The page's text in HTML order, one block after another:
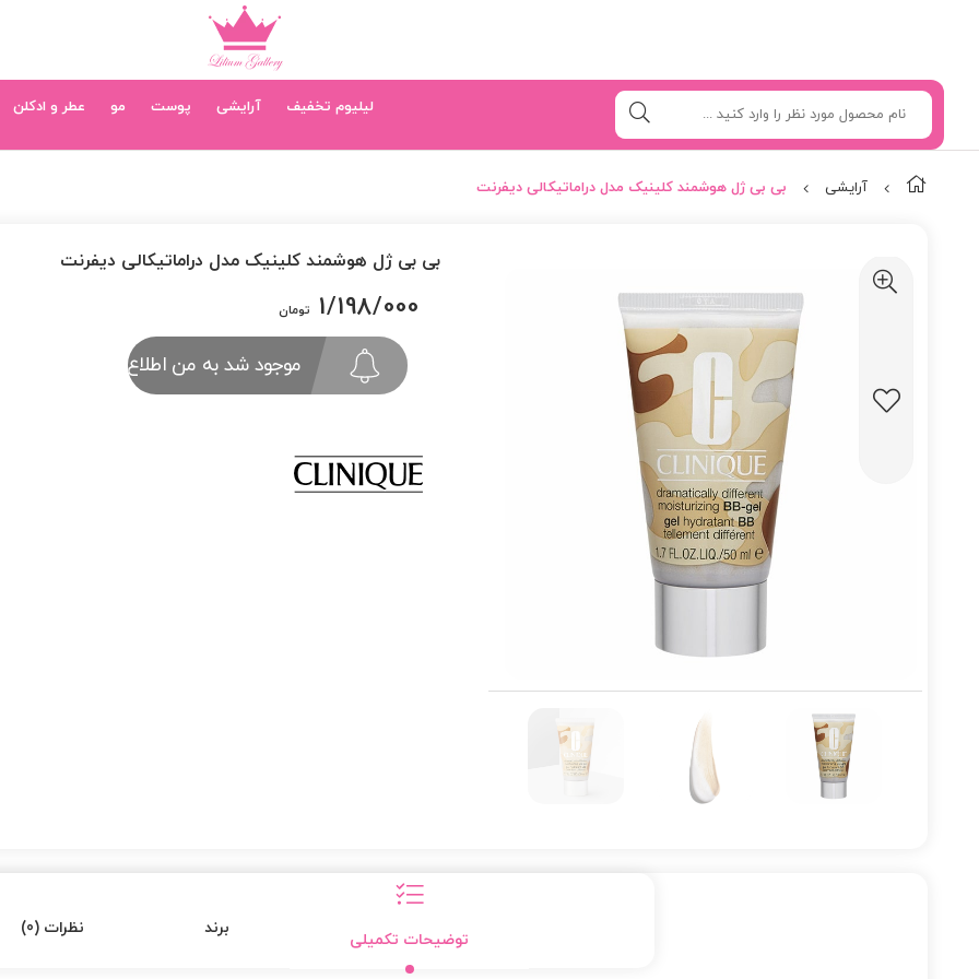
لیلیوم تخفیف آرایشی پوست مو عطر و ادکلن
آرایشی بی بی ژل هوشمند کلینیک مدل دراماتیکالی دیفرنت
بی بی ژل هوشمند کلینیک مدل دراماتیکالی دیفرنت
1/198/000 تومان
موجود شد به من اطلاع بده
توضیحات تکمیلی
برند نظرات (0)